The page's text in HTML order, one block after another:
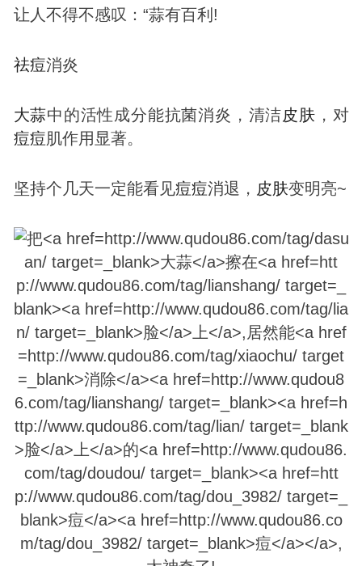
让人不得不感叹：“蒜有百利!
祛痘消炎
大蒜中的活性成分能抗菌消炎，清洁皮肤 ，对
痘痘肌作用显著。
坚持个几天一定能看见痘痘消退， 皮肤变明亮~